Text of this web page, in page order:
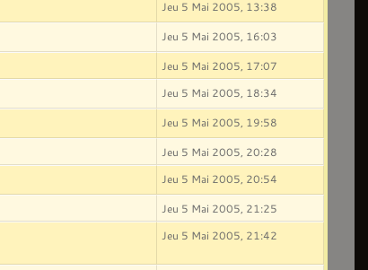
Jeu 5 Mai 2005, 13:38
Jeu 5 Mai 2005, 16:03
Jeu 5 Mai 2005, 17:07
Jeu 5 Mai 2005, 18:34
Jeu 5 Mai 2005, 19:58
Jeu 5 Mai 2005, 20:28
Jeu 5 Mai 2005, 20:54
Jeu 5 Mai 2005, 21:25
Jeu 5 Mai 2005, 21:42